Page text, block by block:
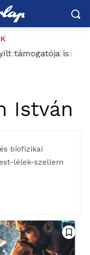
támogatója is
ezt ígérték”
István
biofizikai
lélek-szellem